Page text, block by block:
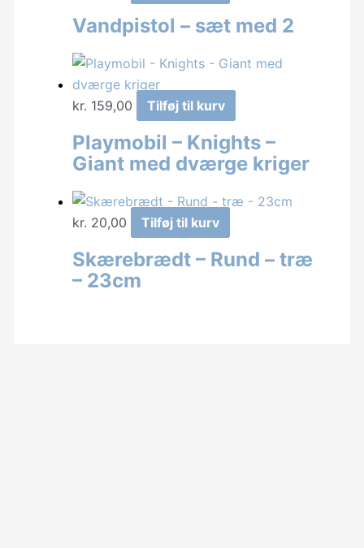
Vandpistol – sæt med 2
kr. 159,00 Tilføj til kurv
Playmobil – Knights –
Giant med dværge kriger
kr. 20,00 Tilføj til kurv
Skærebrædt – Rund – træ
– 23cm